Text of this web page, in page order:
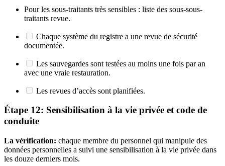
Pour les sous-traitants très sensibles : liste des sous-sous-
traitants revue.
Chaque système du registre a une revue de sécurité
documentée.
Les sauvegardes sont testées au moins une fois par an
avec une vraie restauration.
Les revues d’accès sont planifiées.
Étape 12: Sensibilisation à la vie privée et code de
conduite
La vérification: chaque membre du personnel qui manipule des
données personnelles a suivi une sensibilisation à la vie privée dans
les douze derniers mois.